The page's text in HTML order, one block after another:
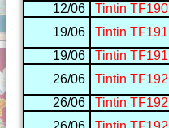
12/06
Tintin TF190
19/06
Tintin TF191
19/06
Tintin TF191
26/06
Tintin TF192
26/06
Tintin TF192